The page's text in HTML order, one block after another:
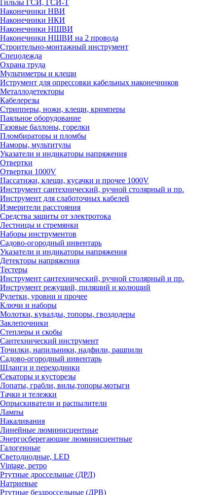
Гильзы ГСИ, ГСИ-Т
Наконечники НВИ
Наконечники НКИ
Наконечники НШВИ
Наконечники НШВИ на 2 провода
Строительно-монтажный инструмент
Спецодежда
Охрана труда
Мультиметры и клещи
Иструмент для опрессовки кабельных наконечников
Металлодетекторы
Кабелерезы
Стрипперы, ножи, клещи, кримперы
Паяльное оборудование
Газовые баллоны, горелки
Пломбираторы и пломбы
Наморы, мультитулы
Указатели и индикаторы напряжения
Отвертки
Отвертки 1000V
Пассатижи, клещи, кусачки и прочее 1000V
Инструмент сантехнический, ручной столярный и пр.
Инструмент для слаботочных кабелей
Измерители расстояния
Средства защиты от электротока
Лестницы и стремянки
Наборы инструментов
Садово-огородный инвентарь
Указатели и индикаторы напряжения
Детекторы напряжения
Тестеры
Инструмент сантехнический, ручной столярный и пр.
Инструмент режущий, пилящий и колющий
Рулетки, уровни и прочее
Ключи и наборы
Молотки, кувалды, топоры, гвоздодеры
Заклепочники
Степлеры и скобы
Сантехнический инструмент
Точилки, напильники, надфили, рашпили
Садово-огородный инвентарь
Шланги и переходники
Секаторы и кусторезы
Лопаты, грабли, вилы,топоры,мотыги
Тачки и тележки
Опрыскиватели и распылители
Лампы
Накаливания
Линейные люминисцентные
Энергосберегающие люминисцентные
Галогенные
Светодиодные, LED
Vintage, ретро
Ртутные дроссельные (ДРЛ)
Натриевые
Ртутные бездроссельные (ДРВ)